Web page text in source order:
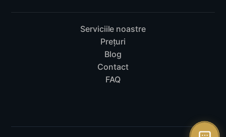
Serviciile noastre
Prețuri
Blog
Contact
FAQ